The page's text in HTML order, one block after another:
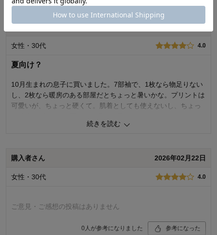
着心地･使用感
5.0
購入商品： オフホワイト花, 70
お子さまの年齢： 0～3ヶ月
女性・30代 4.0
夏向け？
10月生まれの息子に買いました。7部袖で、1枚なら物足りない
し、2枚なら暖房のある部屋だとちょっと暑いかな。プリントは
可愛いが、ちょっと硬くて。肌着としても使えないし、ちょっ
着心地･使用感
お子さまの年齢： 0～3ヶ月
お子さまの性別： 男の子
続きを読む
購入者さん 2026年02月22日
女性・30代 4.0
ご意見・ご感想の投稿はありません
0 人が参考になりました 参考になった